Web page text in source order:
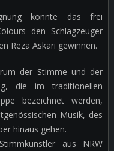
konnte das frei
den Schlagzeuger
Reza Askari gewinnen.
der Stimme und der
die im traditionellen
bezeichnet werden,
Musik, des
hinaus gehen.
aus NRW